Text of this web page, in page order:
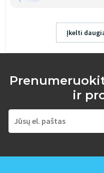
Įkelti
ir